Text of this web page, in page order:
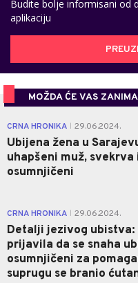
Budite bolje informisani od
aplikaciju
MOŽDA ĆE VAS
CRNA HRONIKA 29.06.2024.
Ubijena žena u
uhapšeni muž, svekrva
osumnjičeni
CRNA HRONIKA 29.06.2024.
Detalji jezivog ubistva:
prijavila da se snaha
osumnjičeni za
suprugu se branio